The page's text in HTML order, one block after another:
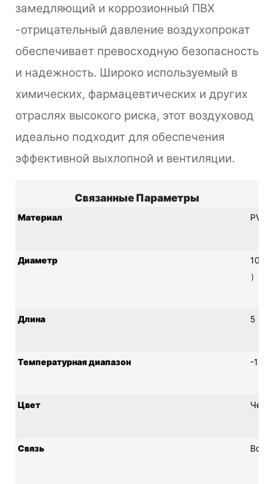
замедляющий и коррозионный ПВХ
-отрицательный давление воздухопрокат
обеспечивает превосходную безопасность
и надежность. Широко используемый в
химических, фармацевтических и других
отраслях высокого риска, этот воздуховод
идеально подходит для обеспечения
эффективной выхлопной и вентиляции.
Связанные Параметры
Материал PVC
Диаметр
100
）
Длина 5 м,
Температурная диапазон -15
Цвет
Связь